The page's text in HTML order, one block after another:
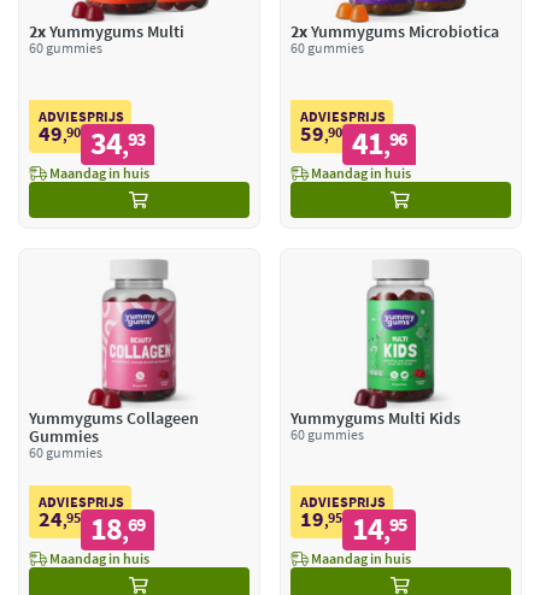
2xYummygums Multi
60 gummies
ADVIESPRIJS
49,90 34,93
Maandag in huis
2xYummygums Microbiotica
60 gummies
ADVIESPRIJS
59,90 41,96
Maandag in huis
Yummygums Collageen
Gummies
60 gummies
ADVIESPRIJS
24,95 18,69
Maandag in huis
Yummygums Multi Kids
60 gummies
ADVIESPRIJS
19,95 14,95
Maandag in huis